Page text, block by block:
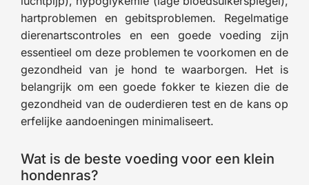
hartproblemen en gebitsproblemen. Regelmatige
dierenartscontroles en een goede voeding zijn
essentieel om deze problemen te voorkomen en de
gezondheid van je hond te waarborgen. Het is
belangrijk om een goede fokker te kiezen die de
gezondheid van de ouderdieren test en de kans op
erfelijke aandoeningen minimaliseert.
Wat is de beste voeding voor een klein
hondenras?